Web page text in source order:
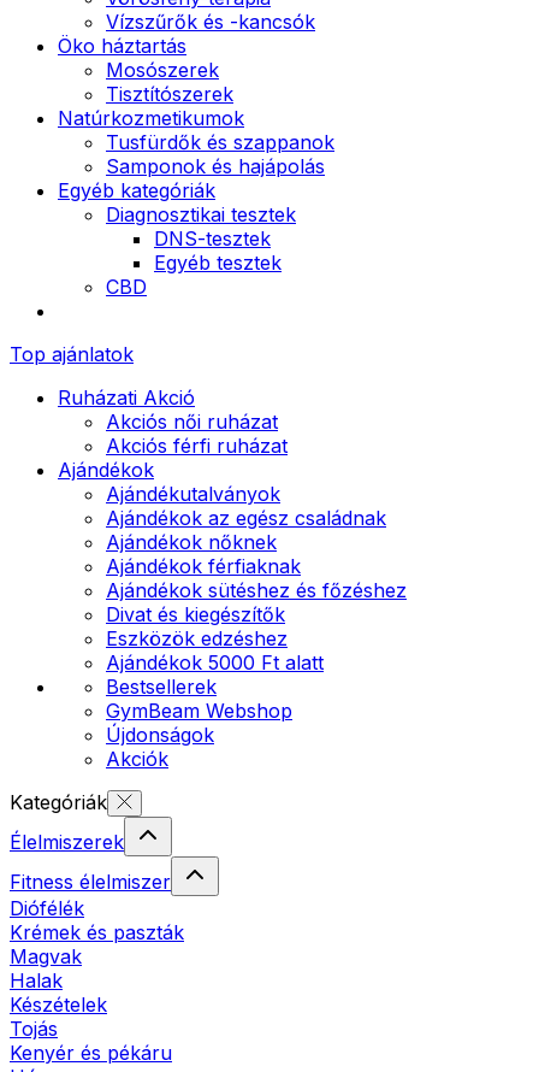
Vízszűrők és -kancsók
Öko háztartás
Mosószerek
Tisztítószerek
Natúrkozmetikumok
Tusfürdők és szappanok
Samponok és hajápolás
Egyéb kategóriák
Diagnosztikai tesztek
DNS-tesztek
Egyéb tesztek
CBD
Top ajánlatok
Ruházati Akció
Akciós női ruházat
Akciós férfi ruházat
Ajándékok
Ajándékutalványok
Ajándékok az egész családnak
Ajándékok nőknek
Ajándékok férfiaknak
Ajándékok sütéshez és főzéshez
Divat és kiegészítők
Eszközök edzéshez
Ajándékok 5000 Ft alatt
Bestsellerek
GymBeam Webshop
Újdonságok
Akciók
Kategóriák
Élelmiszerek
Fitness élelmiszer
Diófélék
Krémek és paszták
Magvak
Halak
Készételek
Tojás
Kenyér és pékáru